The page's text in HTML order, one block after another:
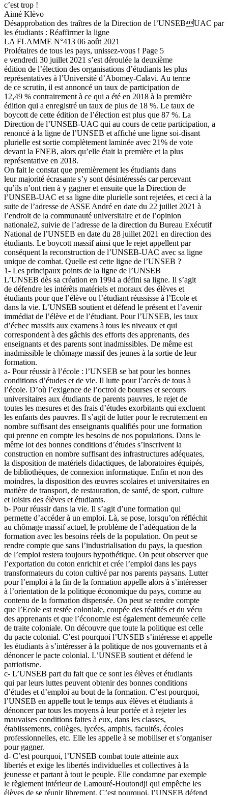
c’est trop !
Aimé Klèvo
Désapprobation des traîtres de la Direction de l’UNSEBUAC par
les étudiants : Réaffirmer la ligne
LA FLAMME N°413 06 août 2021
Prolétaires de tous les pays, unissez-vous ! Page 5
e vendredi 30 juillet 2021 s’est déroulée la deuxième
édition de l’élection des organisations d’étudiants les plus
représentatives à l’Université d’Abomey-Calavi. Au terme
de ce scrutin, il est annoncé un taux de participation de
12,49 % contrairement à ce qui a été en 2018 à la première
édition qui a enregistré un taux de plus de 18 %. Le taux de
boycott de cette édition de l’élection est plus que 87 %. La
Direction de l’UNSEB-UAC qui au cours de cette participation, a
renoncé à la ligne de l’UNSEB et affiché une ligne soi-disant
plurielle est sortie complètement laminée avec 21% de vote
devant la FNEB, alors qu’elle était la première et la plus
représentative en 2018.
On fait le constat que premièrement les étudiants dans
leur majorité écrasante s’y sont désintéressés car percevant
qu’ils n’ont rien à y gagner et ensuite que la Direction de
l’UNSEB-UAC et sa ligne dite plurielle sont rejetées, et ceci à la
suite de l’adresse de ASSE André en date du 22 juillet 2021 à
l’endroit de la communauté universitaire et de l’opinion
nationale2, suivie de l’adresse de la direction du Bureau Exécutif
National de l’UNSEB en date du 28 juillet 2021 en direction des
étudiants. Le boycott massif ainsi que le rejet appellent par
conséquent la reconstruction de l’UNSEB-UAC avec sa ligne
unique de combat. Quelle est cette ligne de l’UNSEB ?
1- Les principaux points de la ligne de l’UNSEB
L’UNSEB dès sa création en 1994 a défini sa ligne. Il s’agit
de défendre les intérêts matériels et moraux des élèves et
étudiants pour que l’élève ou l’étudiant réussisse à l’Ecole et
dans la vie. L’UNSEB soutient et défend le présent et l’avenir
immédiat de l’élève et de l’étudiant. Pour l’UNSEB, les taux
d’échec massifs aux examens à tous les niveaux et qui
correspondent à des gâchis des efforts des apprenants, des
enseignants et des parents sont inadmissibles. De même est
inadmissible le chômage massif des jeunes à la sortie de leur
formation.
a- Pour réussir à l’école : l’UNSEB se bat pour les bonnes
conditions d’études et de vie. Il lutte pour l’accès de tous à
l’école. D’où l’exigence de l’octroi de bourses et secours
universitaires aux étudiants de parents pauvres, le rejet de
toutes les mesures et des frais d’études exorbitants qui excluent
les enfants des pauvres. Il s’agit de lutter pour le recrutement en
nombre suffisant des enseignants qualifiés pour une formation
qui prenne en compte les besoins de nos populations. Dans le
même lot des bonnes conditions d’études s’inscrivent la
construction en nombre suffisant des infrastructures adéquates,
la disposition de matériels didactiques, de laboratoires équipés,
de bibliothèques, de connexion informatique. Enfin et non des
moindres, la disposition des œuvres scolaires et universitaires en
matière de transport, de restauration, de santé, de sport, culture
et loisirs des élèves et étudiants.
b- Pour réussir dans la vie. Il s’agit d’une formation qui
permette d’accéder à un emploi. Là, se pose, lorsqu’on réfléchit
au chômage massif actuel, le problème de l’adéquation de la
formation avec les besoins réels de la population. On peut se
rendre compte que sans l’industrialisation du pays, la question
de l’emploi restera toujours hypothétique. On peut observer que
l’exportation du coton enrichit et crée l’emploi dans les pays
transformateurs du coton cultivé par nos parents paysans. Lutter
pour l’emploi à la fin de la formation appelle alors à s’intéresser
à l’orientation de la politique économique du pays, comme au
contenu de la formation dispensée. On peut se rendre compte
que l’Ecole est restée coloniale, coupée des réalités et du vécu
des apprenants et que l’économie est également demeurée celle
de traite coloniale. On découvre que toute la politique est celle
du pacte colonial. C’est pourquoi l’UNSEB s’intéresse et appelle
les étudiants à s’intéresser à la politique de nos gouvernants et à
dénoncer le pacte colonial. L’UNSEB soutient et défend le
patriotisme.
c- L’UNSEB part du fait que ce sont les élèves et étudiants
qui par leurs luttes peuvent obtenir des bonnes conditions
d’études et d’emploi au bout de la formation. C’est pourquoi,
l’UNSEB en appelle tout le temps aux élèves et étudiants à
dénoncer par tous les moyens à leur portée et à rejeter les
mauvaises conditions faites à eux, dans les classes,
établissements, collèges, lycées, amphis, facultés, écoles
professionnelles, etc. Elle les appelle à se mobiliser et s’organiser
pour gagner.
d- C’est pourquoi, l’UNSEB combat toute atteinte aux
libertés et exige les libertés individuelles et collectives à la
jeunesse et partant à tout le peuple. Elle condamne par exemple
le règlement intérieur de Lamouré-Houtondji qui empêche les
élèves de se réunir librement. C’est pourquoi, l’UNSEB défend